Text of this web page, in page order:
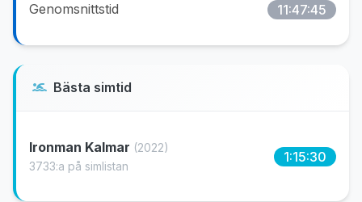
Genomsnittstid 11:47:45
Bästa simtid
Ironman Kalmar (2022)
3733:a på simlistan
1:15:30